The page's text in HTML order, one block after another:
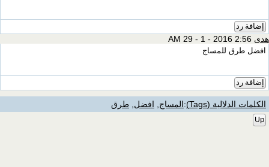
إضافة رد
هدى
افضل طرق للمساج
إضافة رد
الكلمات الدلالية (Tags) :المساج, افضل, طرق
Up